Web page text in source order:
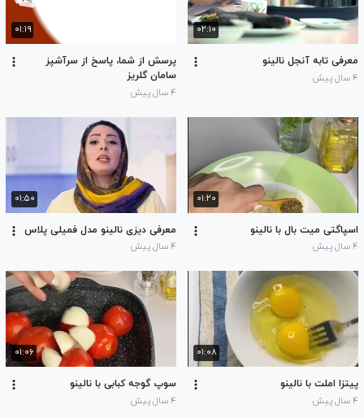
۰۲:۱۰
معرفی تابه آنجل نالینو
۴ سال پیش
۰۱:۱۹
پرسش از شما، پاسخ از سرآشپز
سامان گلریز
۴ سال پیش
۰۱:۲۰
۴ سال پیش
۰۱:۵۰
معرفی دیزی نالینو مدل فمیلی پلاس
۴ سال پیش
۰۱:۰۸
پیتزا املت با نالینو
۴ سال پیش
۰۱:۰۶
سوپ گوجه کبابی با نالینو
۴ سال پیش